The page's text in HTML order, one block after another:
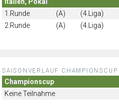
1.Runde
(A) (4.Liga)
2.Runde
(A) (4.Liga)
SAISONVERLAUF CHAMPIONSCUP
Championscup
Keine Teilnahme